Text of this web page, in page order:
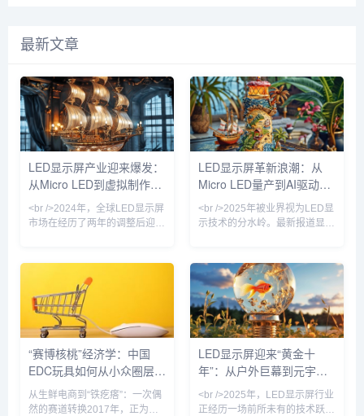
最新文章
LED显示屏产业迎来爆发：
从Micro LED到虚拟制作，
技术革命重塑千亿市场
<br />2024年，全球LED显示屏
市场在经历了两年的调整后迎来
同比增长18%。这一增长背后，
是户外广告、舞台租赁、商业显
示、虚拟制作等多元场景的需求
共振。在中国，深圳、惠州等地
的LED显示屏企业订单排产已至
2025年二季度，产业链上下游
景气度显著回升。值得注意的
是，小间距LED（P2.5以下）产
绝对主力，
LED显示屏革新浪潮：从
Micro LED量产到AI驱动的
户外广告新纪元
<br />2025年被业界视为LED显
示技术的分水岭。最新报道显
基于Micro LED技术的透明显示
屏与可拉伸柔性屏，其中三星发
布的110英寸无边框Micro LED
电视，像素间距已缩小至0.4毫
米以下，峰值亮度突破4000尼
特。与此同时，国内龙头企业利
亚德与洲明科技宣布，其Micro
LED芯片巨量转移良率已提升至
“赛博核桃”经济学：中国
EDC玩具如何从小众圈层走
向亿级市场
从生鲜电商到“铁疙瘩”：一次偶
然的赛道转换2017年，正为生
LED显示屏迎来“黄金十
年”：从户外巨幕到元宇宙
入口，技术革命重塑百亿市
场
<br />2025年，LED显示屏行业
正经历一场前所未有的技术跃